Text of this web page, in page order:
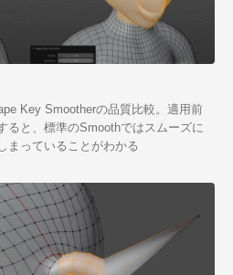
Key Smootherの品質比較。適用前
ると、標準のSmoothではスムーズに
まっていることがわかる